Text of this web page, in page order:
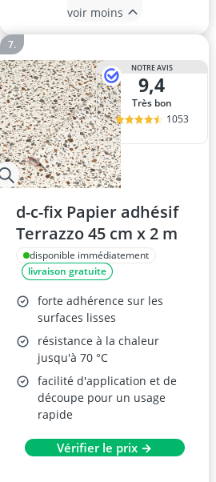
voir moins
NOTRE AVIS
9,4
Très bon
1053
d-c-fix Papier adhésif
Terrazzo 45 cm x 2 m
disponible immédiatement
livraison gratuite
forte adhérence sur les
surfaces lisses
résistance à la chaleur
jusqu'à 70 °C
facilité d'application et de
découpe pour un usage
rapide
Vérifier le prix →